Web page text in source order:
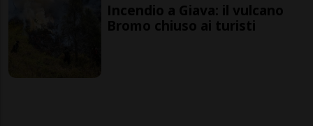
Incendio a Giava: il vulcano
Bromo chiuso ai turisti